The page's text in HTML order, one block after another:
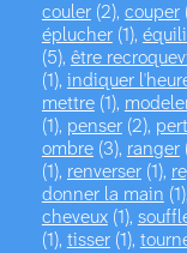
couler(2), couper
éplucher(1),
(5), être
(1), indiquer
mettre(1),
(1), penser(2),
ombre(3), ranger
(1), renverser(1),
donner la main (1),
cheveux(1),
(1), tisser(1),